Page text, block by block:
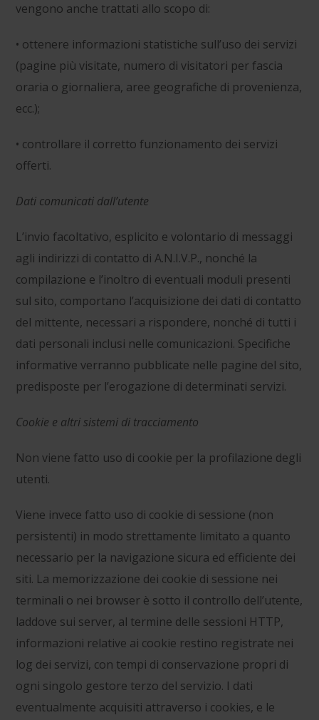
vengono anche trattati allo scopo di:
• ottenere informazioni statistiche sull’uso dei servizi
(pagine più visitate, numero di visitatori per fascia
oraria o giornaliera, aree geografiche di provenienza,
ecc.);
• controllare il corretto funzionamento dei servizi
offerti.
Dati comunicati dall’utente
L’invio facoltativo, esplicito e volontario di messaggi
agli indirizzi di contatto di A.N.I.V.P., nonché la
compilazione e l’inoltro di eventuali moduli presenti
sul sito, comportano l’acquisizione dei dati di contatto
del mittente, necessari a rispondere, nonché di tutti i
dati personali inclusi nelle comunicazioni. Specifiche
informative verranno pubblicate nelle pagine del sito,
predisposte per l’erogazione di determinati servizi.
Cookie e altri sistemi di tracciamento
Non viene fatto uso di cookie per la profilazione degli
utenti.
Viene invece fatto uso di cookie di sessione (non
persistenti) in modo strettamente limitato a quanto
necessario per la navigazione sicura ed efficiente dei
siti. La memorizzazione dei cookie di sessione nei
terminali o nei browser è sotto il controllo dell’utente,
laddove sui server, al termine delle sessioni HTTP,
informazioni relative ai cookie restino registrate nei
log dei servizi, con tempi di conservazione propri di
ogni singolo gestore terzo del servizio. I dati
eventualmente acquisiti attraverso i cookies, e le